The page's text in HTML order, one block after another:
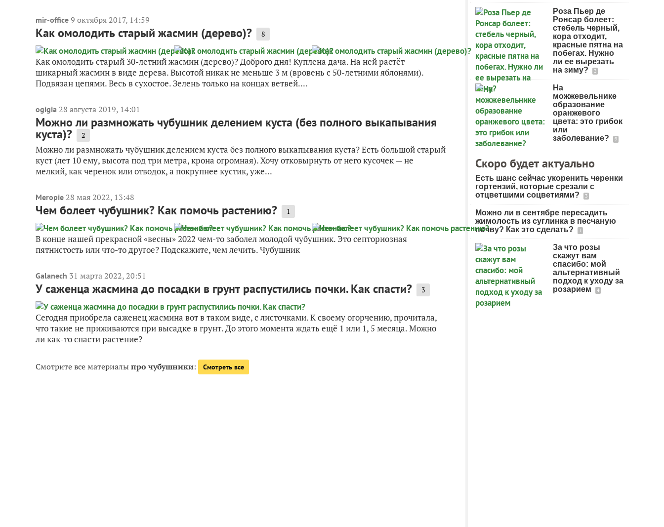
mir-office 9 октября 2017, 14:59
Как омолодить старый жасмин (дерево)? 8
Как омолодить старый 30-летний жасмин (дерево)? Доброго дня! Куплена дача. На ней растёт
шикарный жасмин в виде дерева. Высотой никак не меньше 3 м (вровень с 50-летними яблонями).
Подвязан цепями. Весь в сухостое. Зелень только на концах ветвей....
ogigia 28 августа 2019, 14:01
Можно ли размножать чубушник делением куста (без полного выкапывания
куста)? 2
Можно ли размножать чубушник делением куста без полного выкапывания куста? Есть большой старый
куст (лет 10 ему, высота под три метра, крона огромная). Хочу отковырнуть от него кусочек — не
мелкий, как черенок или отводок, а покрупнее кустик, уже...
Meropie 28 мая 2022, 13:48
Чем болеет чубушник? Как помочь растению? 1
В конце нашей прекрасной «весны» 2022 чем-то заболел молодой чубушник. Это септориозная
пятнистость или что-то другое? Подскажите, чем лечить. Чубушник
Galanech 31 марта 2022, 20:51
У саженца жасмина до посадки в грунт распустились почки. Как спасти? 3
Сегодня приобрела саженец жасмина вот в таком виде, с листочками. К своему огорчению, прочитала,
что такие не приживаются при высадке в грунт. До этого момента ждать ещё 1 или 1, 5 месяца. Можно
ли как-то спасти растение?
Смотрите все материалыпро чубушники: Смотреть все
Роза Пьер де
Ронсар болеет:
стебель черный,
кора отходит,
красные пятна на
побегах. Нужно
ли ее вырезать
на зиму?
2
На
можжевельнике
образование
оранжевого
цвета: это грибок
или
заболевание?
9
Скоро будет актуально
Есть шанс сейчас укоренить черенки
гортензий, которые срезали с
отцветшими соцветиями?
3
Можно ли в сентябре пересадить
жимолость из суглинка в песчаную
почву? Как это сделать?
1
За что розы
скажут вам
спасибо: мой
альтернативный
подход к уходу за
розарием
4